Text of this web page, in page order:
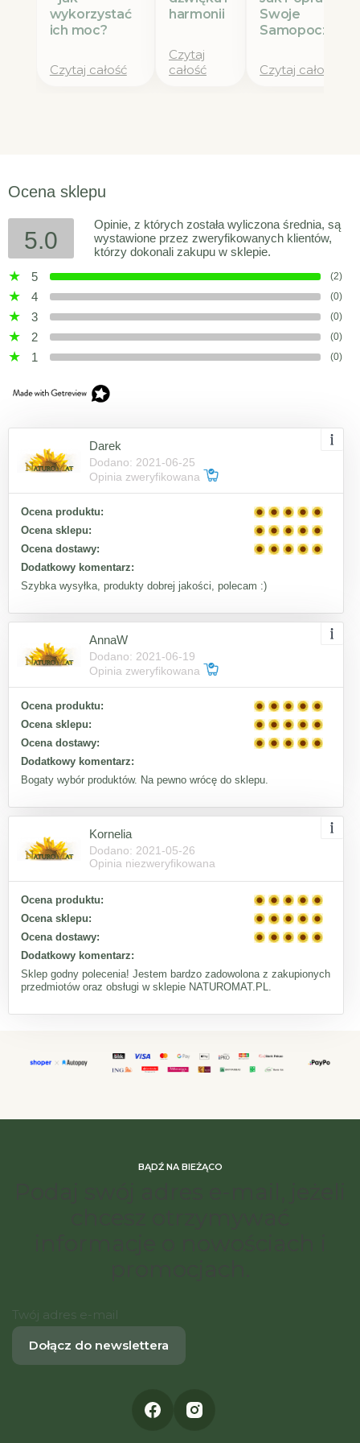
wykorzystać
ich moc?
Czytaj całość
harmonii
Czytaj
całość
Swoje
Samopoczucie
Czytaj całość
Ocena sklepu
5.0
Opinie, z których została wyliczona średnia, są
wystawione przez zweryfikowanych klientów,
którzy dokonali zakupu w sklepie.
5
(2)
4 (0)
3 (0)
2 (0)
1 (0)
Darek
Dodano: 2021-06-25
Opinia zweryfikowana
Ocena produktu:
Ocena sklepu:
Ocena dostawy:
Dodatkowy komentarz:
Szybka wysyłka, produkty dobrej jakości, polecam :)
AnnaW
Dodano: 2021-06-19
Opinia zweryfikowana
Ocena produktu:
Ocena sklepu:
Ocena dostawy:
Dodatkowy komentarz:
Bogaty wybór produktów. Na pewno wrócę do sklepu.
Kornelia
Dodano: 2021-05-26
Opinia niezweryfikowana
Ocena produktu:
Ocena sklepu:
Ocena dostawy:
Dodatkowy komentarz:
Sklep godny polecenia! Jestem bardzo zadowolona z zakupionych
przedmiotów oraz obsługi w sklepie NATUROMAT.PL.
BĄDŹ NA BIEŻĄCO
Twój adres e-mail
Dołącz do newslettera